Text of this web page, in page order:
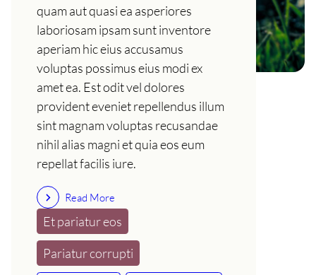
quam aut quasi ea asperiores
laboriosam ipsam sunt inventore
aperiam hic eius accusamus
voluptas possimus eius modi ex
amet ea. Est odit vel dolores
provident eveniet repellendus illum
sint magnam voluptas recusandae
nihil alias magni et quia eos eum
repellat facilis iure.
Read More
Et pariatur eos
Pariatur corrupti